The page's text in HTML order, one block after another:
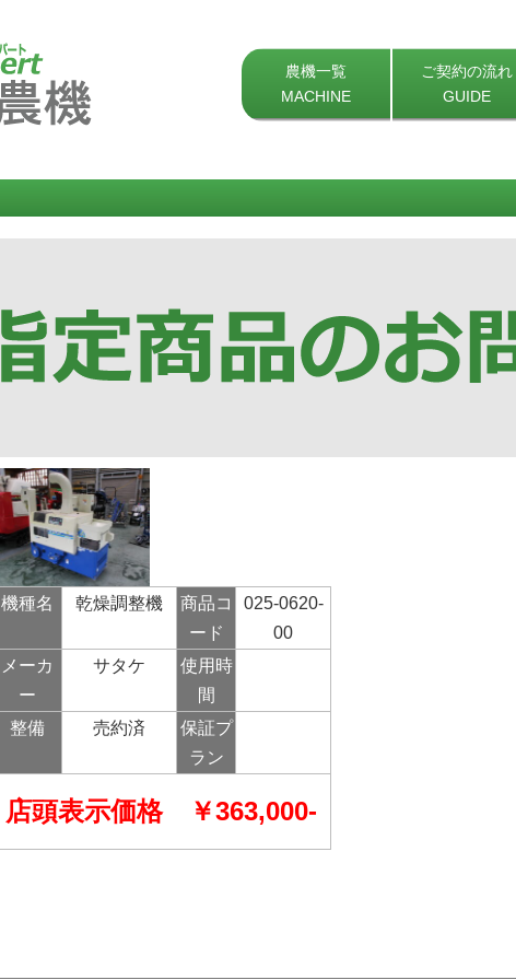
農機一覧
MACHINE
ご契約の流れ
GUIDE
機種名 乾燥調整機
商品コ
ード
025-0620-
00
メーカ
ー
サタケ 使用 時
間
整備
売約済
保証プ
ラン
店頭表示価格 ￥363,000-